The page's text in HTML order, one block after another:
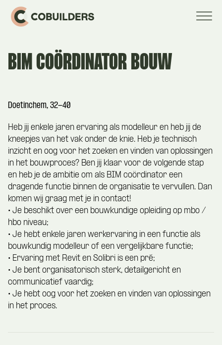
BIM COÖRDINATOR BOUW
Doetinchem, 32-40
Heb jij enkele jaren ervaring als modelleur en heb jij de
kneepjes van het vak onder de knie. Heb je technisch
inzicht en oog voor het zoeken en vinden van oplossingen
in het bouwproces? Ben jij klaar voor de volgende stap
en heb je de ambitie om als BIM coördinator een
dragende functie binnen de organisatie te vervullen. Dan
komen wij graag met je in contact!
• Je beschikt over een bouwkundige opleiding op mbo /
hbo niveau;
• Je hebt enkele jaren werkervaring in een functie als
bouwkundig modelleur of een vergelijkbare functie;
• Ervaring met Revit en Solibri is een pré;
• Je bent organisatorisch sterk, detailgericht en
communicatief vaardig;
• Je hebt oog voor het zoeken en vinden van oplossingen
in het proces.